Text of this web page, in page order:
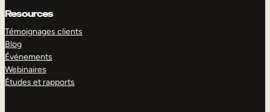
Resources
Témoignages clients
Blog
Événements
Webinaires
Études et rapports